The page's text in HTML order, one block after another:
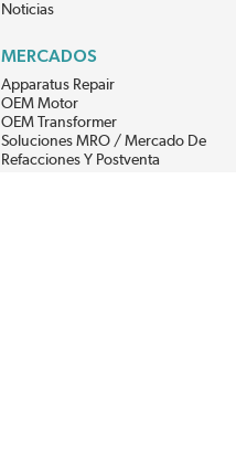
Noticias
MERCADOS
Apparatus Repair
OEM Motor
OEM Transformer
Soluciones MRO / Mercado De
Refacciones Y Postventa